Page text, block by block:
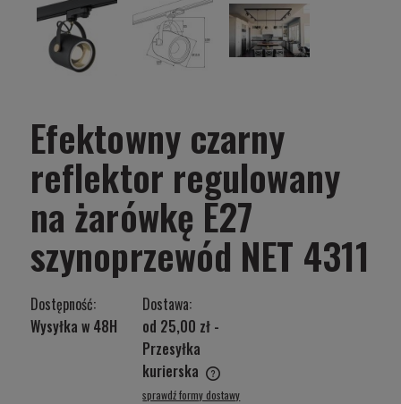
Efektowny czarny
reflektor regulowany
na żarówkę E27
szynoprzewód NET 4311
Dostępność:
Wysyłka w 48H
Dostawa:
od 25,00 zł -
Przesyłka
kurierska
Cena nie zawiera ewentualnych kosztów płatności
sprawdź formy dostawy